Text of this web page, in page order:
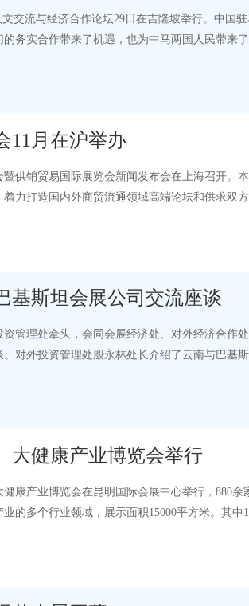
交流与经济合作论坛29日在吉隆坡举行。中国
务实合作带来了机遇，也为中马两国人民带来
11月在沪举办
暨供销贸易国际展览会新闻发布会在上海召开。
力打造国内外商贸流通领域高端论坛和供求双
基斯坦会展公司交流座谈
管理处牵头，会同会展经济处、对外经济合作
对外投资管理处殷永林处长介绍了云南与巴基
大健康产业博览会举行
健康产业博览会在昆明国际会展中心举行，880
的多个行业领域，展示面积15000平方米。其